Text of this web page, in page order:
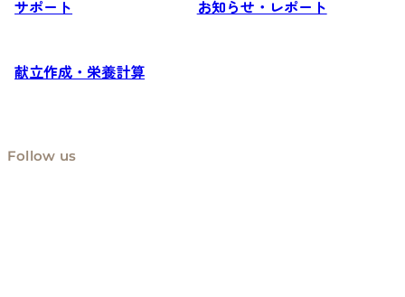
サポート
献立作成・栄養計算
お知らせ・レポート
Follow us